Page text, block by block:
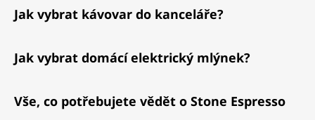
Jak vybrat kávovar do kanceláře?
Jak vybrat domácí elektrický mlýnek?
Vše, co potřebujete vědět o Stone Espresso